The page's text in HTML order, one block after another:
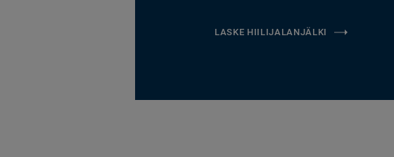
LASKE HIILIJALANJÄLKI